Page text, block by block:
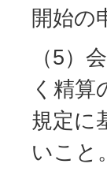
開始の
（5）
く精算
規定に
いこと。